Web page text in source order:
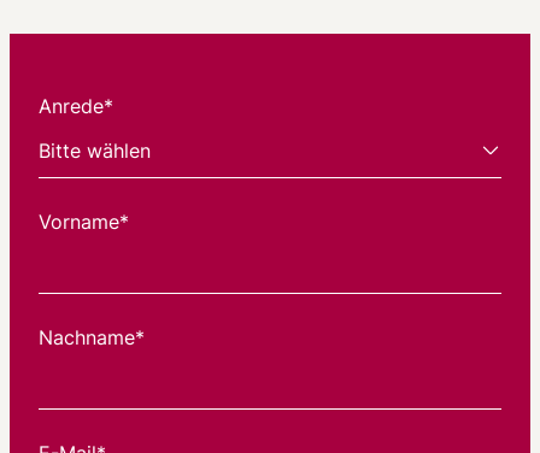
Anrede*
Vorname*
Nachname*